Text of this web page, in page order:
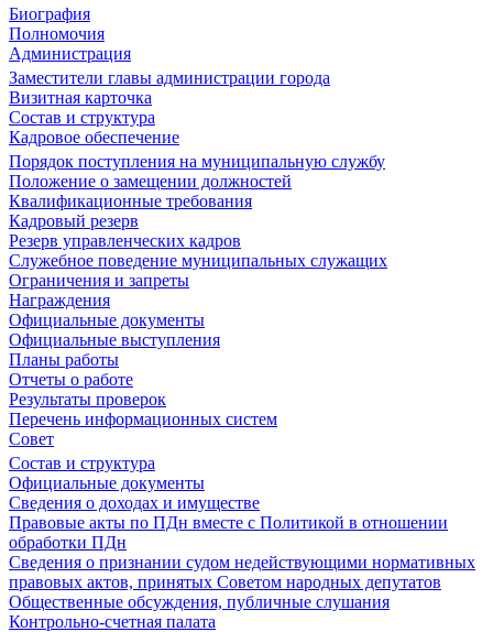
Биография
Полномочия
Администрация
Заместители главы администрации города
Визитная карточка
Состав и структура
Кадровое обеспечение
Порядок поступления на муниципальную службу
Положение о замещении должностей
Квалификационные требования
Кадровый резерв
Резерв управленческих кадров
Служебное поведение муниципальных служащих
Ограничения и запреты
Награждения
Официальные документы
Официальные выступления
Планы работы
Отчеты о работе
Результаты проверок
Перечень информационных систем
Совет
Состав и структура
Официальные документы
Сведения о доходах и имуществе
Правовые акты по ПДн вместе с Политикой в отношении
обработки ПДн
Сведения о признании судом недействующими нормативных
правовых актов, принятых Советом народных депутатов
Общественные обсуждения, публичные слушания
Контрольно-счетная палата